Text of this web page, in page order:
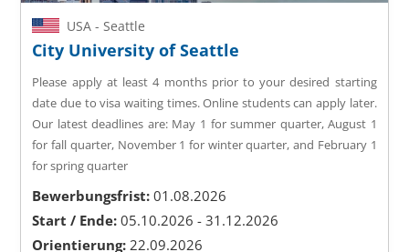
USA - Seattle
City University of Seattle
Please apply at least 4 months prior to your desired starting
date due to visa waiting times. Online students can apply later.
Our latest deadlines are: May 1 for summer quarter, August 1
for fall quarter, November 1 for winter quarter, and February 1
for spring quarter
Bewerbungsfrist: 01.08.2026
Start / Ende: 05.10.2026 - 31.12.2026
Orientierung: 22.09.2026